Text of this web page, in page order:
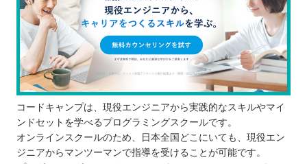
コードキャンプは、現役エンジニアから実践的なスキルやマイ
ンドセットを学べるプログラミングスクールです。
オンラインスクールのため、日本全国どこにいても、現役エン
ジニアからマンツーマンで指導を受けることが可能です。